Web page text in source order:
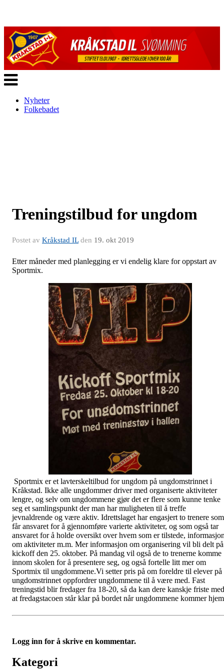
Veksle
navigasjon
Nyheter
Folkebadet
Treningstilbud for ungdom
Postet av Kråkstad ILden 19. okt 2019
Etter måneder med planlegging er vi endelig klare for oppstart av
Sportmix.
Sportmix er et lavterskeltilbud for ungdom på ungdomstrinnet i
Kråkstad. Ikke alle ungdommer driver med organiserte aktiviteter
lengre, og selv om ungdommene gjør det er flere som kunne tenke
seg et samlingspunkt der man har muligheten til å treffe
jevnaldrende og være aktiv. Idrettslaget har engasjert to trenere som
får ansvaret for å gjennomføre varierte aktiviteter, og som også tar
ansvaret for å holde oversikt over hvem som er tilstede,
om aktiviteter m.m. Mer informasjon om organisering vil bli delt på
kickoff den 25. oktober. På mandag vil også de to trenerne komme
innom skolen for å presentere seg, og også fortelle litt mer om
Sportmix til ungdommene.Vi setter pris på om foreldre til elever på
ungdomstrinnet oppfordrer ungdommene til å være med. Fast
treningstid blir fredager fra 18-20, så da kan dere kanskje friste med
at fredagstacoen står klar på bordet når ungdommene kommer
Logg inn for å skrive en kommentar.
Kategori